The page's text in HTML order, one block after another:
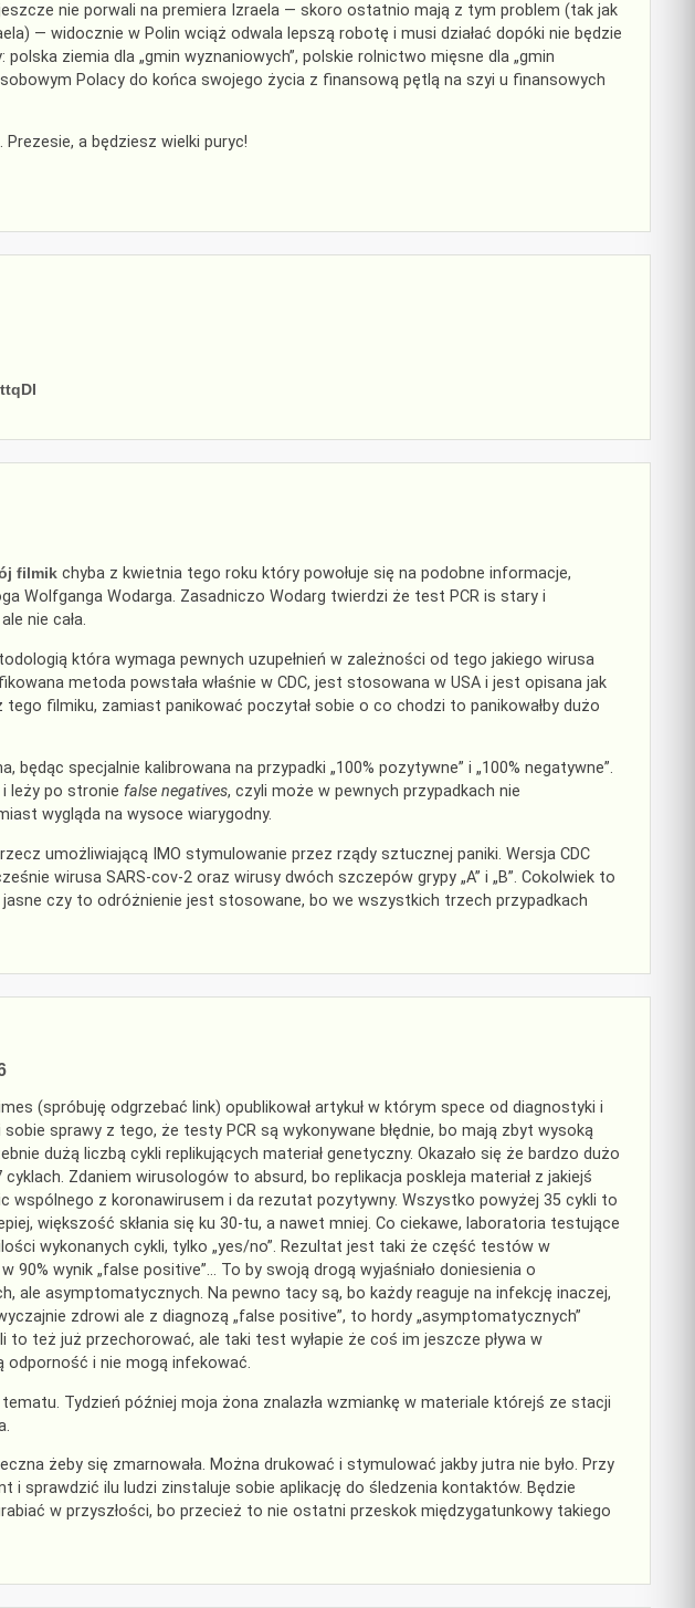
nie porwali na premiera Izraela — skoro ostatnio mają z tym problem (tak jak
— widocznie w Polin wciąż odwala lepszą robotę i musi działać dopóki nie będzie
ziemia dla „gmin wyznaniowych”, polskie rolnictwo mięsne dla „gmin
Polacy do końca swojego życia z finansową pętlą na szyi u finansowych
a będziesz wielki puryc!
filmikchyba z kwietnia tego roku który powołuje się na podobne informacje,
Wolfganga Wodarga. Zasadniczo Wodarg twierdzi że test PCR is stary i
nie cała.
która wymaga pewnych uzupełnień w zależności od tego jakiego wirusa
metoda powstała właśnie w CDC, jest stosowana w USA i jest opisana jak
tego filmiku, zamiast panikować poczytał sobie o co chodzi to panikowałby dużo
będąc specjalnie kalibrowana na przypadki „100% pozytywne” i „100% negatywne”.
i leży po stronie false negatives, czyli może w pewnych przypadkach nie
wygląda na wysoce wiarygodny.
umożliwiającą IMO stymulowanie przez rządy sztucznej paniki. Wersja CDC
wirusa SARS-cov-2 oraz wirusy dwóch szczepów grypy „A” i „B”. Cokolwiek to
jasne czy to odróżnienie jest stosowane, bo we wszystkich trzech przypadkach
(spróbuję odgrzebać link) opublikował artykuł w którym spece od diagnostyki i
sprawy z tego, że testy PCR są wykonywane błędnie, bo mają zbyt wysoką
dużą liczbą cykli replikujących materiał genetyczny. Okazało się że bardzo dużo
Zdaniem wirusologów to absurd, bo replikacja poskleja materiał z jakiejś
wspólnego z koronawirusem i da rezutat pozytywny. Wszystko powyżej 35 cykli to
większość skłania się ku 30-tu, a nawet mniej. Co ciekawe, laboratoria testujące
wykonanych cykli, tylko „yes/no”. Rezultat jest taki że część testów w
90% wynik „false positive”… To by swoją drogą wyjaśniało doniesienia o
ale asymptomatycznych. Na pewno tacy są, bo każdy reaguje na infekcję inaczej,
zdrowi ale z diagnozą „false positive”, to hordy „asymptomatycznych”
to też już przechorować, ale taki test wyłapie że coś im jeszcze pływa w
odporność i nie mogą infekować.
tematu. Tydzień później moja żona znalazła wzmiankę w materiale którejś ze stacji
żeby się zmarnowała. Można drukować i stymulować jakby jutra nie było. Przy
i sprawdzić ilu ludzi zinstaluje sobie aplikację do śledzenia kontaktów. Będzie
w przyszłości, bo przecież to nie ostatni przeskok międzygatunkowy takiego